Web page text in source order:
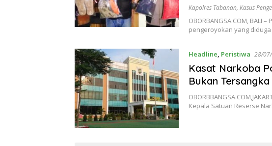
Kapolres Tabanan, Kasus
OBORBANGSA.COM, BALI
pengeroyokan yang
Headline, Peristiwa 28/
Kasat Narkoba
Bukan
Kepala Satuan Reserse